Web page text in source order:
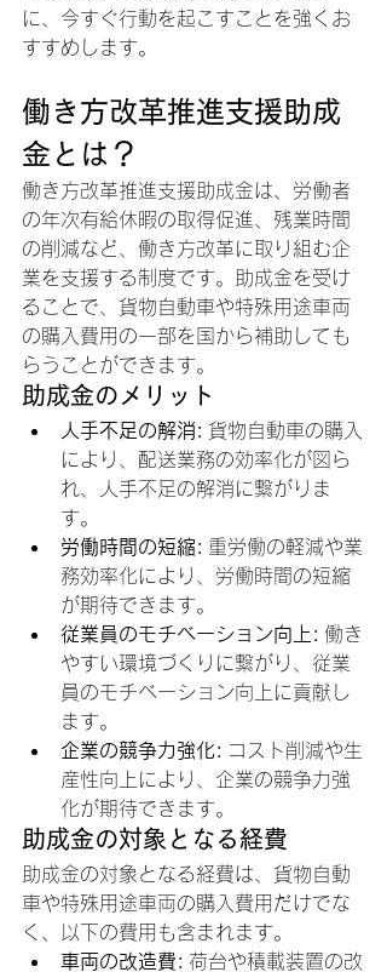
に、今すぐ行動を起こすことを強くお
すすめします。
働き方改革推進支援助成
金とは？
働き方改革推進支援助成金は、労働者
の年次有給休暇の取得促進、残業時間
の削減など、働き方改革に取り組む企
業を支援する制度です。助成金を受け
ることで、貨物自動車や特殊用途車両
の購入費用の一部を国から補助しても
らうことができます。
助成金のメリット
人手不足の解消: 貨物自動車の購入
により、配送業務の効率化が図ら
れ、人手不足の解消に繋がりま
す。
労働時間の短縮: 重労働の軽減や業
務効率化により、労働時間の短縮
が期待できます。
従業員のモチベーション向上: 働き
やすい環境づくりに繋がり、従業
員のモチベーション向上に貢献し
ます。
企業の競争力強化: コスト削減や生
産性向上により、企業の競争力強
化が期待できます。
助成金の対象となる経費
助成金の対象となる経費は、貨物自動
車や特殊用途車両の購入費用だけでな
く、以下の費用も含まれます。
車両の改造費: 荷台や積載装置の改